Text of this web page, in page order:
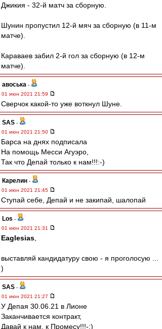
Джикия - 32-й матч за сборную.
Шунин пропустил 12-й мяч за сборную (в 11-м
матче).
Караваев забил 2-й гол за сборную (в 12-м
матче).
авоська -
01 июн 2021 21:59
Сверчок какой-то уже воткнул Шуне.
SAS -
01 июн 2021 21:50
Барса на днях подписала
На помощь Месси Агуэро,
Так что Депай только к нам!!!:-)
Карелин -
01 июн 2021 21:45
Ступай себе, Депай и не закипай, шалопай
Los -
01 июн 2021 21:31
Eaglesias
выставляй кандидатуру свою - я проголосую ...
)
SAS -
01 июн 2021 21:27
У Депая 30.06.21 в Лионе
Заканчивается контракт,
Давай к нам, к Промесу!!!-:)